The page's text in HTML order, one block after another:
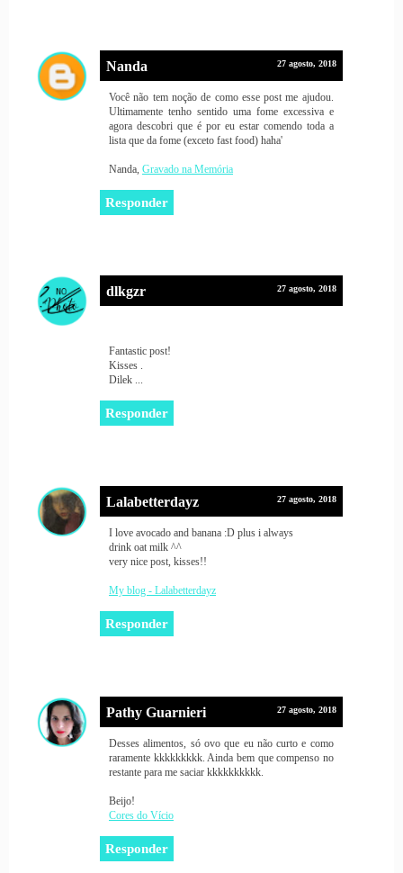
Nanda 27 agosto, 2018
Você não tem noção de como esse post me ajudou.
Ultimamente tenho sentido uma fome excessiva e
agora descobri que é por eu estar comendo toda a
lista que da fome (exceto fast food) haha'
Nanda, Gravado na Memória
Responder
dlkgzr 27 agosto, 2018
Fantastic post!
Kisses .
Dilek ...
Responder
Lalabetterdayz 27 agosto, 2018
I love avocado and banana :D plus i always
drink oat milk ^^
very nice post, kisses!!
My blog - Lalabetterdayz
Responder
Pathy Guarnieri 27 agosto, 2018
Desses alimentos, só ovo que eu não curto e como
raramente kkkkkkkkk. Ainda bem que compenso no
restante para me saciar kkkkkkkkkk.
Beijo!
Cores do Vício
Responder